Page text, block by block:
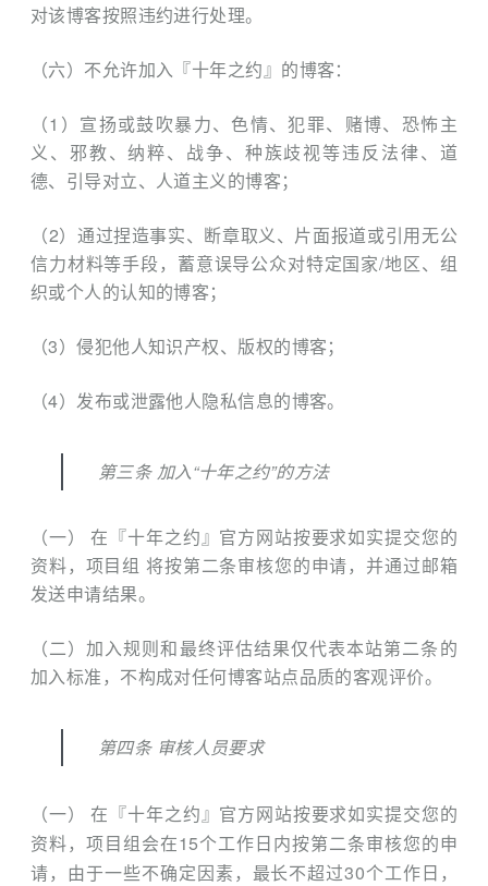
对该博客按照违约进行处理。
（六）不允许加入『十年之约』的博客：
（1）宣扬或⿎吹暴⼒、⾊情、犯罪、赌博、恐怖主
义、邪教、纳粹、战争、种族歧视等违反法律、道
德、引导对立、⼈道主义的博客；
（2）通过捏造事实、断章取义、片面报道或引用无公
信力材料等手段，蓄意误导公众对特定国家/地区、组
织或个人的认知的博客；
（3）侵犯他⼈知识产权、版权的博客；
（4）发布或泄露他人隐私信息的博客。
第三条 加入“十年之约”的方法
（一） 在『十年之约』官方网站按要求如实提交您的
资料，项目组 将按第二条审核您的申请，并通过邮箱
发送申请结果。
（二）加入规则和最终评估结果仅代表本站第二条的
加入标准，不构成对任何博客站点品质的客观评价。
第四条 审核人员要求
（一） 在『十年之约』官方网站按要求如实提交您的
资料，项目组会在15个工作日内按第二条审核您的申
请，由于一些不确定因素，最长不超过30个工作日，